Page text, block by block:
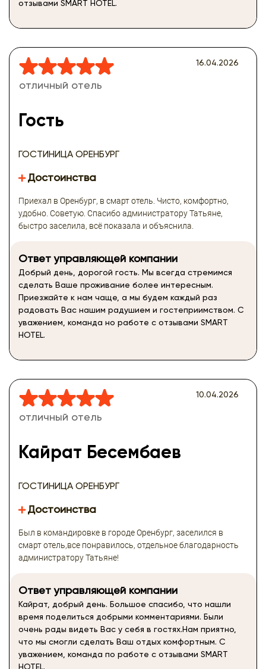
отзывами SMART HOTEL.
отличный отель
Гость
ГОСТИНИЦА ОРЕНБУРГ
16.04.2026
Достоинства
Приехал в Оренбург, в смарт отель. Чисто, комфортно,
удобно. Советую. Спасибо администратору Татьяне,
быстро заселила, всё показала и объяснила.
Ответ управляющей компании
Добрый день, дорогой гость. Мы всегда стремимся
сделать Ваше проживание более интересным.
Приезжайте к нам чаще, а мы будем каждый раз
радовать Вас нашим радушием и гостеприимством. С
уважением, команда но работе с отзывами SMART
HOTEL.
отличный отель
Кайрат Бесембаев
ГОСТИНИЦА ОРЕНБУРГ
10.04.2026
Достоинства
Был в командировке в городе Оренбург, заселился в
смарт отель,все понравилось, отдельное благодарность
администратору Татьяне!
Ответ управляющей компании
Кайрат, добрый день. Большое спасибо, что нашли
время поделиться добрыми комментариями. Были
очень рады видеть Вас у себя в гостях.Нам приятно,
что мы смогли сделать Ваш отдых комфортным. С
уважением, команда по работе с отзывами SMART
HOTEL.